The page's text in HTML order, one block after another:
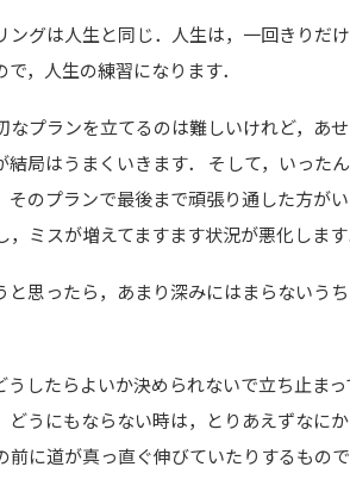
ングは人生と同じ．人生は，一回きりだ
，人生の練習になります．
なプランを立てるのは難しいけれど，あ
結局はうまくいきます． そして，いった
そのプランで最後まで頑張り通した方が
，ミスが増えてますます状況が悪化します
と思ったら，あまり深みにはまらないう
うしたらよいか決められないで立ち止ま
どうにもならない時は，とりあえずなにか
前に道が真っ直ぐ伸びていたりするもので